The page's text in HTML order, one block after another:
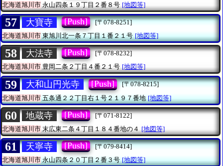
北海道旭川市 永山四条１９丁目２番８号 [地図等]
57 大寶寺 [Push]
[〒078-8251]
北海道旭川市東旭川北一条７丁目１番２１号 [地図等]
58 大法寺 [Push]
[〒078-8232]
北海道旭川市豊岡二条２丁目４番２１号 [地図等]
59 大和山円光寺 [Push]
[〒078-8215]
北海道旭川市五条通２２丁目右１号２１９７番地 [地図等]
60 地蔵寺 [Push]
[〒071-8122]
北海道旭川市末広東二条４丁目１８４番地の４ [地図等]
61 天寧寺 [Push]
[〒079-8414]
北海道旭川市永山四条２０丁目２番３号 [地図等]